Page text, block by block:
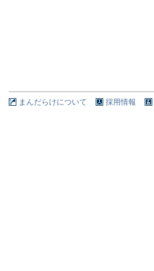
まんだらけについて 採用情報